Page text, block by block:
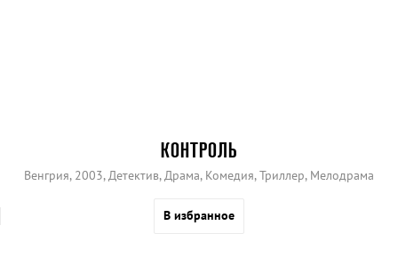
КОНТРОЛЬ
Венгрия, 2003, Детектив, Драма, Комедия, Триллер, Мелодрама
В избранное